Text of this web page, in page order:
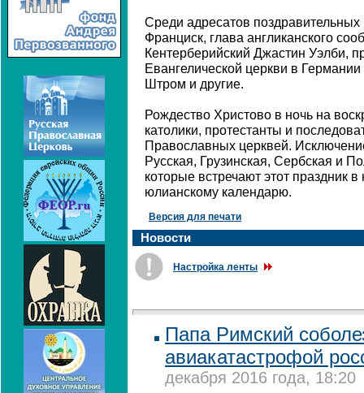
Среди адресатов
Франциск, глава англиканского
Кентерберийский Джастин Уэлби,
Евангелической церкви в
Штром и другие.
Рождество Христово в ночь на
католики, протестанты и
Православных церквей.
Русская, Грузинская, Сербская и
которые встречают этот праздник
юлианскому календарю.
Версия для печати
Новости
Настройка ленты
Папа Римский
авиакатастрофой
декабря 2016 года, 18:20